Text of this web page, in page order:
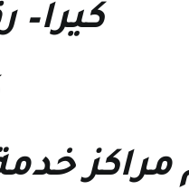
كيرا–
مراكز